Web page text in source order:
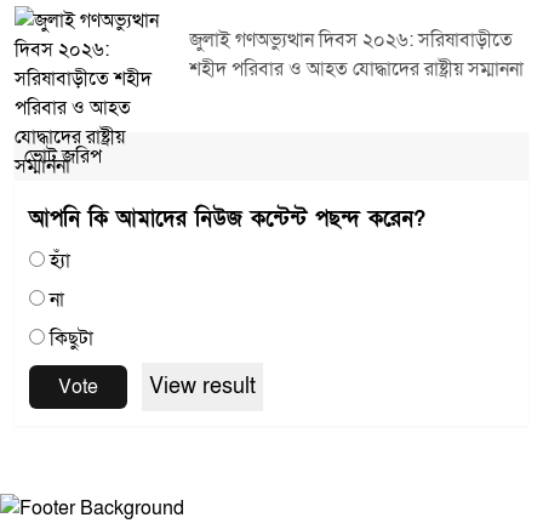
জুলাই গণঅভ্যুত্থান দিবস ২০২৬: সরিষাবাড়ীতে
শহীদ পরিবার ও আহত যোদ্ধাদের রাষ্ট্রীয় সম্মাননা
ভোট জরিপ
আপনি কি আমাদের নিউজ কন্টেন্ট পছন্দ করেন?
হ্যাঁ
না
কিছুটা
Vote
View result